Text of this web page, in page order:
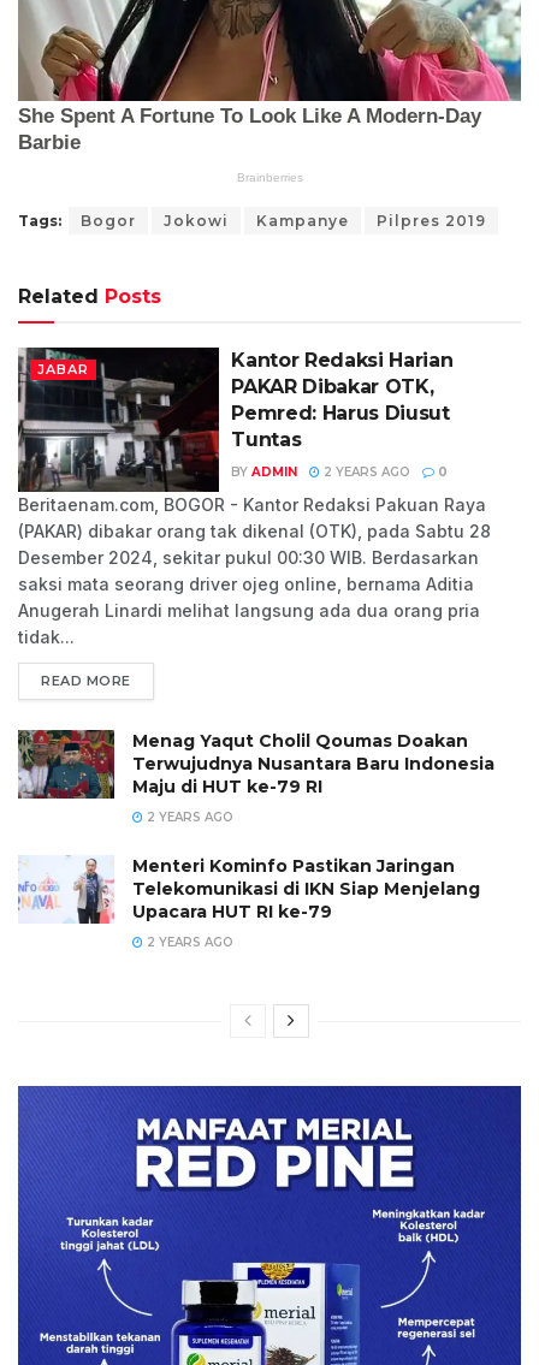
Tags: Bogor Jokowi Kampanye Pilpres 2019
Related Posts
JABAR
Kantor Redaksi Harian
PAKAR Dibakar OTK,
Pemred: Harus Diusut
Tuntas
BY ADMIN 2 YEARS AGO 0
Beritaenam.com, BOGOR - Kantor Redaksi Pakuan Raya
(PAKAR) dibakar orang tak dikenal (OTK), pada Sabtu 28
Desember 2024, sekitar pukul 00:30 WIB. Berdasarkan
saksi mata seorang driver ojeg online, bernama Aditia
Anugerah Linardi melihat langsung ada dua orang pria
tidak...
READ MORE
Menag Yaqut Cholil Qoumas Doakan
Terwujudnya Nusantara Baru Indonesia
Maju di HUT ke-79 RI
2 YEARS AGO
Menteri Kominfo Pastikan Jaringan
Telekomunikasi di IKN Siap Menjelang
Upacara HUT RI ke-79
2 YEARS AGO